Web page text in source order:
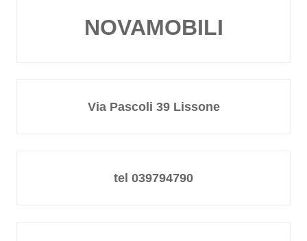
NOVAMOBILI
Via Pascoli 39 Lissone
tel 039794790